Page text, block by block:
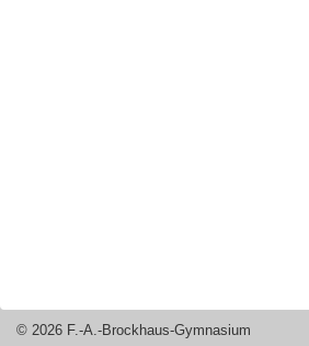
© 2026 F.-A.-Brockhaus-Gymnasium